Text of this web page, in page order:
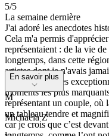
5/5
La semaine dernière
J'ai adoré les anecdotes
Cela m'a permis
représentaient : de la vie
longtemps, dans cette
artistes dont je n'avais
véritables artistes
moments les plus
représentant un couple, où
un tableau tendre et
car je crois que c’est
En savoir plus
M
Michaela Z